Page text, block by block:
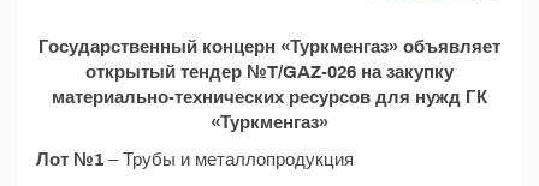
Государственный концерн «Туркменгаз» объявляет
открытый тендер №T/GAZ-026 на закупку
материально-технических ресурсов для нужд ГК
«Туркменгаз»
Лот №1 – Трубы и металлопродукция